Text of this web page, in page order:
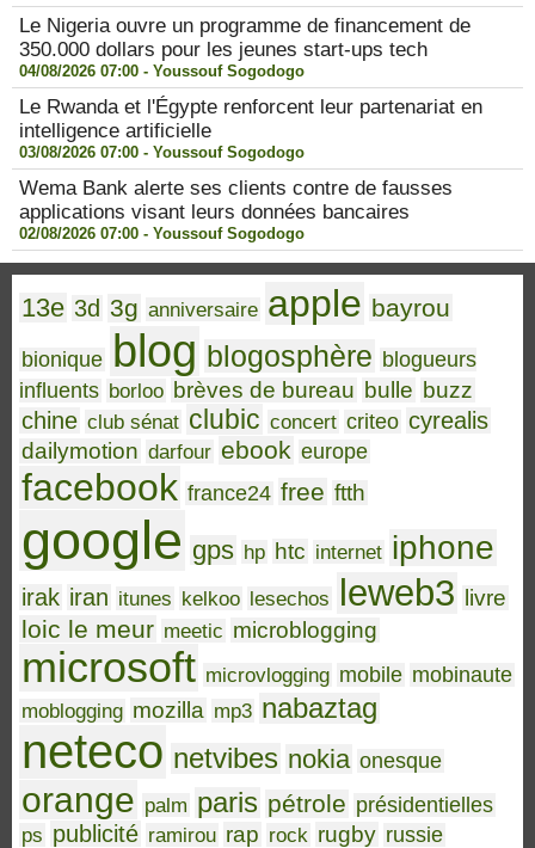
Le Nigeria ouvre un programme de financement de
350.000 dollars pour les jeunes start-ups tech
04/08/2026 07:00 - Youssouf Sogodogo
Le Rwanda et l'Égypte renforcent leur partenariat en
intelligence artificielle
03/08/2026 07:00 - Youssouf Sogodogo
Wema Bank alerte ses clients contre de fausses
applications visant leurs données bancaires
02/08/2026 07:00 - Youssouf Sogodogo
13e 3d 3g anniversaire apple bayrou
bionique blog blogosphère blogueurs
influents borloo brèves de bureau bulle buzz
chine club sénat clubic concert criteo cyrealis
dailymotion darfour ebook europe
facebook france24 free ftth
google gps hp htc internet iphone
irak iran itunes kelkoo lesechos leweb3 livre
loic le meur meetic microblogging
microsoft microvlogging mobile mobinaute
moblogging mozilla mp3 nabaztag
neteco netvibes nokia onesque
orange palm paris pétrole présidentielles
ps publicité ramirou rap rock rugby russie